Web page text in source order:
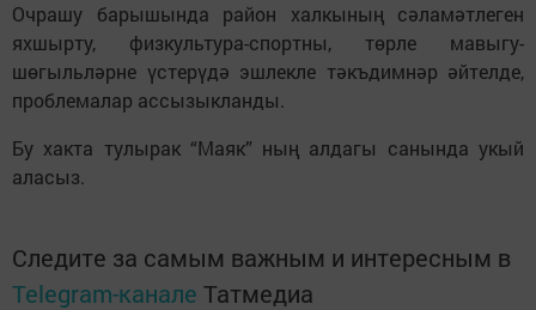
Очрашу барышында район халкының сәламәтлеген
яхшырту, физкультура-спортны, төрле мавыгу-
шөгыльләрне үстерүдә эшлекле тәкъдимнәр әйтелде,
проблемалар ассызыкланды.
Бу хакта тулырак “Маяк” ның алдагы санында укый
аласыз.
Следите за самым важным и интересным в
Telegram-канале Татмедиа